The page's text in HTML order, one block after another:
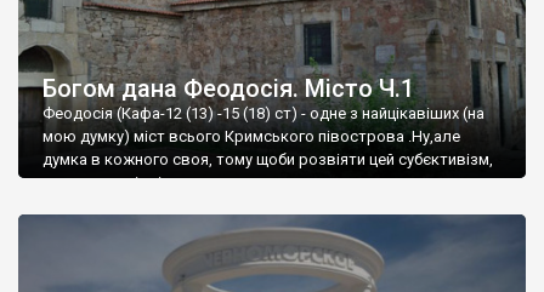
Богом дана Феодосія. Місто Ч.1
Феодосія (Кафа-12 (13) -15 (18) ст) - одне з найцікавіших (на
мою думку) міст всього Кримського півострова .Ну,але
думка в кожного своя, тому щоби розвіяти цей субєктивізм,
запрошую відвідати це